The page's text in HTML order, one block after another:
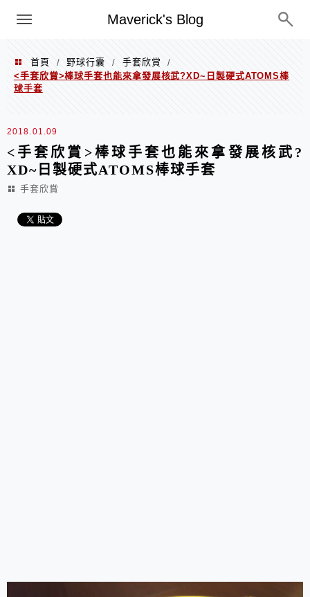
Maverick's Blog
Menu
首頁 / 野球行囊 / 手套欣賞
/
<手套欣賞>棒球手套也能來拿發展核武?XD~日製硬式ATOMS棒
球手套
2018.01.09
<手套欣賞>棒球手套也能來拿發展核武?
XD~日製硬式ATOMS棒球手套
手套欣賞